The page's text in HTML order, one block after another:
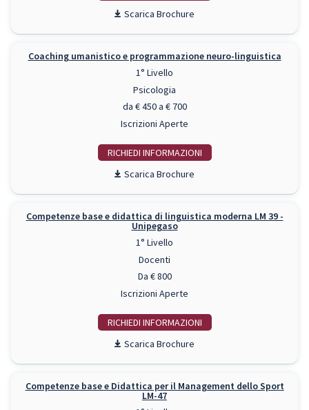
Scarica Brochure
Coaching umanistico e programmazione neuro-linguistica
1° Livello
Psicologia
da € 450 a € 700
Iscrizioni Aperte
RICHIEDI INFO
Scarica Brochure
Competenze base e didattica di linguistica moderna LM 39 -
Unipegaso
1° Livello
Docenti
Da € 800
Iscrizioni Aperte
RICHIEDI INFO
Scarica Brochure
Competenze base e Didattica per il Management dello Sport
LM-47